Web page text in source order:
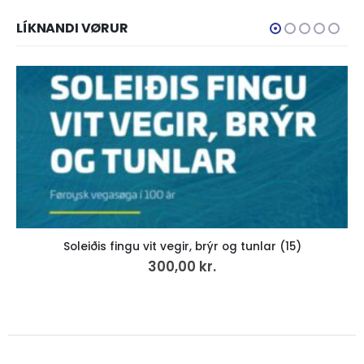
LÍKNANDI VØRUR
ÚTSELT
Saga Sumbinga 1.
500,00 kr.